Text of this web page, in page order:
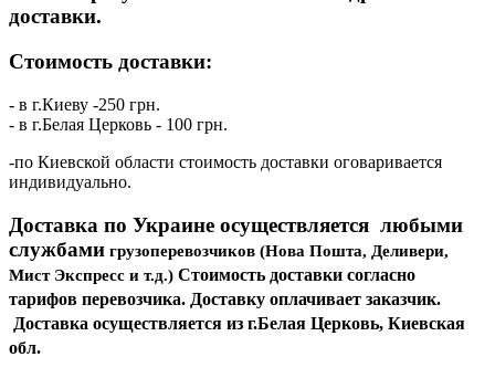
доставки.
Стоимость доставки:
- в г.Киеву -250 грн.
- в г.Белая Церковь - 100 грн.
-по Киевской области стоимость доставки оговаривается
индивидуально.
Доставка по Украине осуществляется любыми
службами грузоперевозчиков (Нова Пошта, Деливери,
Мист Экспресс и т.д.) Стоимость доставки согласно
тарифов перевозчика. Доставку оплачивает заказчик.
Доставка осуществляется из г.Белая Церковь, Киевская
обл.